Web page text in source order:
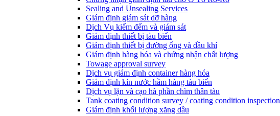
Sealing and Unsealing Services
Giám định giám sát dỡ hàng
Dịch Vụ kiểm đếm và giám sát
Giám định thiết bị tàu biển
Giám định thiết bị đường ống và dầu khí
Giám định hàng hóa và chứng nhận chất lượng
Towage approval survey
Dịch vụ giám định container hàng hóa
Giám định kín nước hầm hàng tàu biển
Dịch vụ lặn và cạo hà phần chìm thân tàu
Tank coating condition survey / coating condition inspection
Giám định khối lượng xăng dầu